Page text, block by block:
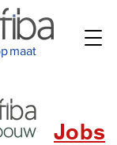
maat
Jobs